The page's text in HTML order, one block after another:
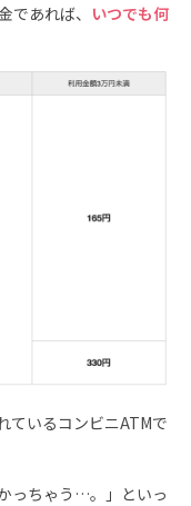
あれば、 いつでも何
ているコンビニATMで
っちゃう…。」といっ